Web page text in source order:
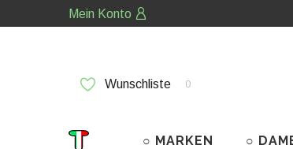
Mein Konto
Wunschliste 0
○ MARKEN ○